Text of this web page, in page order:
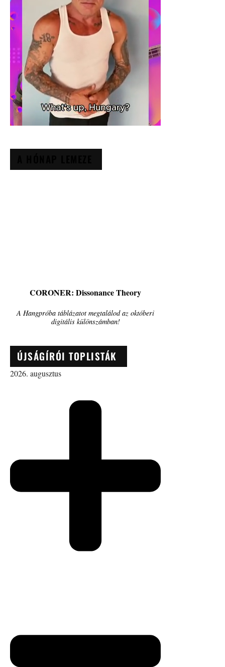
CORONER: Dissonance Theory
A Hangpróba táblázatot megtalálod az októberi
digitális különszámban!
ÚJSÁGÍRÓI TOPLISTÁK
2026. augusztus